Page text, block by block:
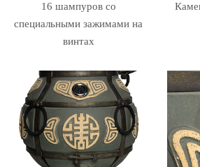
16 шампуров со
специальными зажимами на
винтах